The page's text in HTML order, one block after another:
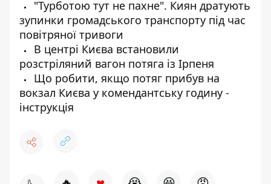
"Турботою тут не пахне". Киян дратують
зупинки громадського транспорту під час
повітряної тривоги
В центрі Києва встановили
розстріляний вагон потяга із Ірпеня
Що робити, якщо потяг прибув на
вокзал Києва у комендантську годину -
інструкція